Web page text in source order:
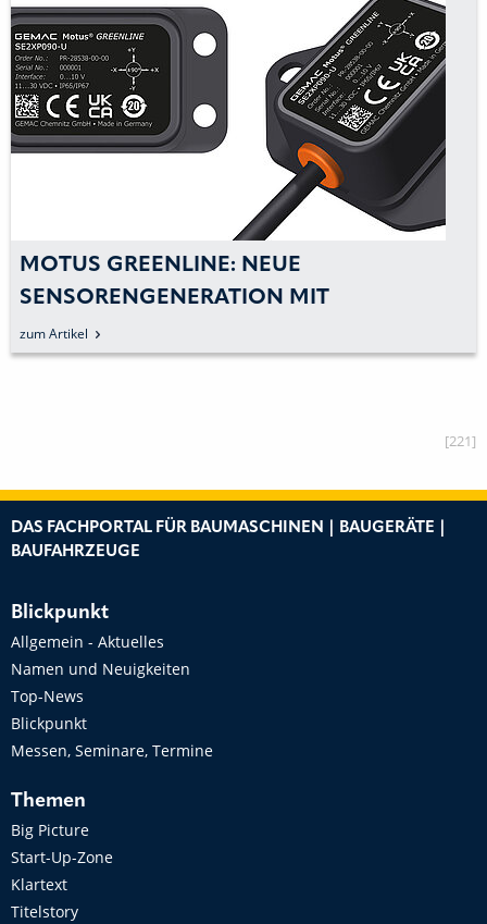
MOTUS GREENLINE: NEUE
SENSORENGENERATION MIT
VIELFÄLTIGEN EINSATZMÖGLICHKEITEN
zum Artikel
[221]
DAS FACHPORTAL FÜR BAUMASCHINEN | BAUGERÄTE |
BAUFAHRZEUGE
Blickpunkt
Allgemein - Aktuelles
Namen und Neuigkeiten
Top-News
Blickpunkt
Messen, Seminare, Termine
Themen
Big Picture
Start-Up-Zone
Klartext
Titelstory